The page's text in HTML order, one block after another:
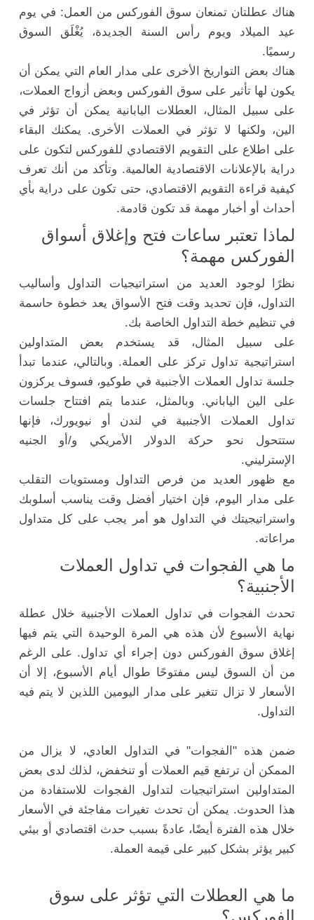
هناك عطلتان تمنعان سوق الفوركس من العمل: في يوم
عيد الميلاد ويوم رأس السنة الجديدة، يُغْلَق السوق
رسميًا.
هناك بعض التواريخ الأخرى على مدار العام التي يمكن أن
يكون لها تأثير على سوق الفوركس وبعض أزواج العملات،
على سبيل المثال، العطلات اليابانية يمكن أن تؤثر في
الين، ولكنها لا تؤثر في العملات الأخرى. يمكنك البقاء
على اطلاع على التقويم الاقتصادي للفوركس لتكون على
دراية بالإعلانات الاقتصادية العالمية. وتأكد من أنك تعرف
كيفية قراءة التقويم الاقتصادي، حتى تكون على دراية بأي
أحداث أو أخبار مهمة قد تكون قادمة.
لماذا تعتبر ساعات فتح وإغلاق أسواق
الفوركس مهمة؟
نظرًا لوجود العديد من استراتيجيات التداول وأساليب
التداول، فإن تحديد وقت فتح الأسواق يعد خطوة حاسمة
في تنظيم خطة التداول الخاصة بك.
على سبيل المثال، قد يستخدم بعض المتداولين
استراتيجية تداول تركز على العملة. وبالتالي، عندما تبدأ
جلسة تداول العملات الأجنبية في طوكيو، فسوف يركزون
على الين الياباني. وبالمثل، عندما يتم افتتاح جلسات
تداول العملات الأجنبية في لندن أو نيويورك، فإنها
ستتحول نحو حركة الدولار الأمريكي و/أو الجنيه
الإسترليني.
مع ظهور العديد من فرص التداول ومستويات التقلب
على مدار اليوم، فإن اختيار أفضل وقت يناسب أسلوبك
واستراتيجيتك في التداول هو أمر يجب على كل متداول
مراعاته.
ما هي الفجوات في تداول العملات
الأجنبية؟
تحدث الفجوات في تداول العملات الأجنبية خلال عطلة
نهاية الأسبوع لأن هذه هي المرة الوحيدة التي يتم فيها
إغلاق سوق الفوركس دون إجراء أي تداول. على الرغم
من أن السوق ليس مفتوحًا طوال أيام الأسبوع، إلا أن
الأسعار لا تزال تتغير على مدار اليومين اللذين لا يتم فيه
التداول.
ضمن هذه "الفجوات" في التداول العادي، لا يزال من
الممكن أن ترتفع قيم العملات أو تنخفض، لذلك لدى بعض
المتداولين استراتيجيات لتداول الفجوات للاستفادة من
هذا الحدوث. يمكن أن تحدث تغيرات مفاجئة في الأسعار
خلال هذه الفترة أيضًا، عادةً بسبب حدث اقتصادي أو بيئي
كبير يؤثر بشكل كبير على قيمة العملة.
ما هي العطلات التي تؤثر على سوق